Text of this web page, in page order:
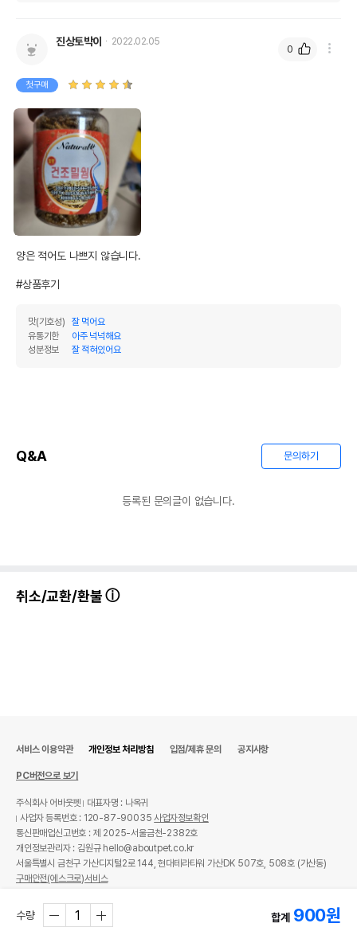
법에 의한 인증,허가 등을
경우 그에 대한 사항
제조국 또는 원산지
제조자,수입품의 경우
수입자를 함께 표기
AS책임자와 전화번호
또는 소비자상담 관련
진상토박이 2022.02.05
첫구매
양은 적어도 나쁘지 않습니다.
#상품후기
맛(기호성)
잘 먹어요
유통기한
아주 넉넉해요
성분정보
잘 적혀있어요
0
Q&A 문의하기
등록된 문의글이 없습니다.
취소/교환/환불
수량 합계 900원
서비스 이용약관 개인정보 처리방침 입점/제휴 문의 공지사항
PC버전으로 보기
주식회사 어바웃펫
대표자명 : 나옥귀
사업자 등록번호 : 120-87-90035사업자정보확인
통신판매업신고번호 : 제 2025-서울금천-2382호
개인정보관리자 : 김원규 hello@aboutpet.co.kr
서울특별시 금천구 가산디지털2로 144, 현대테라타워 가산DK 507호, 508호 (가산동)
구매안전(에스크로)서비스